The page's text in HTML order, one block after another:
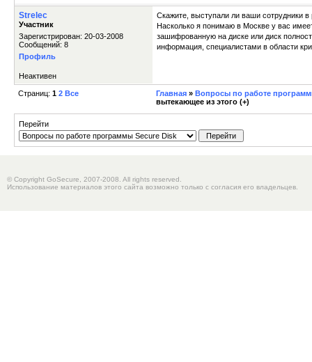
Strelec
Участник
Зарегистрирован: 20-03-2008
Сообщений: 8
Профиль
Скажите, выступали ли ваши сотрудники
Насколько я понимаю в Москве у вас
зашифрованную на диске или диск
информация, специалистами в области
Неактивен
Страниц: 1 2 Все Главная » Вопросы по работе
вытекающее из этого (+)
Перейти
© Copyright GoSecure, 2007-2008. All rights reserved.
Использование материалов этого сайта возможно только с согласия его владельцев.